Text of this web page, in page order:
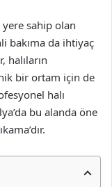
sahip olan
bakıma da ihtiyaç
halıların
bir ortam için de
halı
bu alanda öne